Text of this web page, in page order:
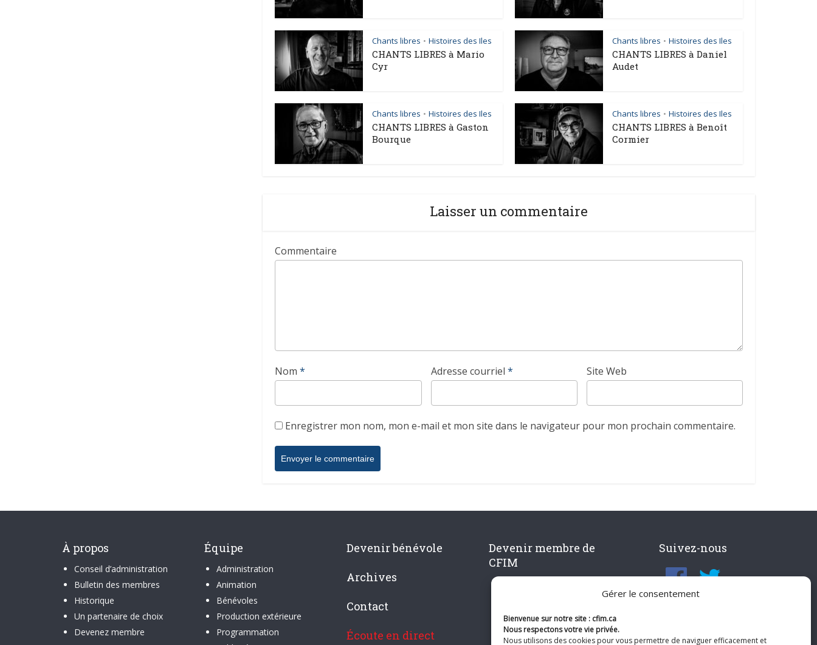
Gérer le consentement
Bienvenue sur notre site : cfim.ca
Nous respectons votre vie privée.
Nous utilisons des cookies pour vous permettre de naviguer efficacement et
Chants libres • Histoires des Iles
CHANTS LIBRES à Mario
Cyr
Chants libres • Histoires des Iles
CHANTS LIBRES à Daniel
Audet
Chants libres • Histoires des Iles
CHANTS LIBRES à Gaston
Bourque
Chants libres • Histoires des Iles
CHANTS LIBRES à Benoît
Cormier
Laisser un commentaire
Commentaire
Nom * Adresse courriel * Site Web
Enregistrer mon nom, mon e-mail et mon site dans le navigateur pour mon prochain commentaire.
À propos
Conseil d’administration
Bulletin des membres
Historique
Un partenaire de choix
Devenez membre
Équipe
Administration
Animation
Bénévoles
Production extérieure
Programmation
Devenir bénévole
Archives
Contact
Écoute en direct
Devenir membre de
CFIM
Suivez-nous